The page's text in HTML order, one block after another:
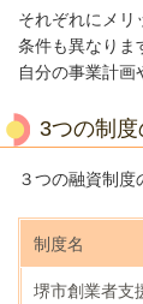
それぞれにメリ
条件も異なりま
自分の事業計画
3つの制度
３つの融資制度
制度名
堺市創業者支